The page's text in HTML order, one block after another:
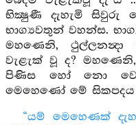
භික්‍ෂුණී දැහැමි සිවුරු
භාග්‍යවතුන් වහන්ස.
මහණෙනි, ථුල්ලනන්‍දා
වැළැක් වූ ද? මහණෙනි,
පිණිස හෝ නො
මෙහෙණෝ මේ සිකපදය
“යම් මෙහෙණක්